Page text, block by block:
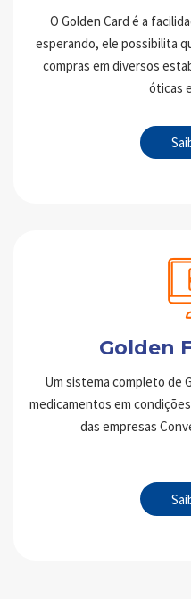
O Golden Card é a
esperando, ele possibilita
compras em diversos
óticas
Golden
Um sistema completo de
medicamentos em
das empresas